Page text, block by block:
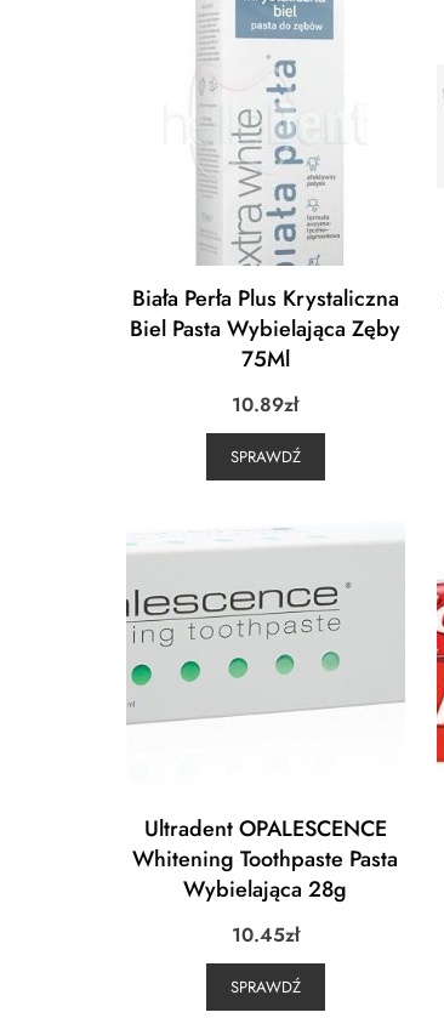
Biała Perła Plus Krystaliczna
Biel Pasta Wybielająca Zęby
75Ml
10.89zł
SPRAWDŹ
Ultradent OPALESCENCE
Whitening Toothpaste Pasta
Wybielająca 28g
10.45zł
SPRAWDŹ